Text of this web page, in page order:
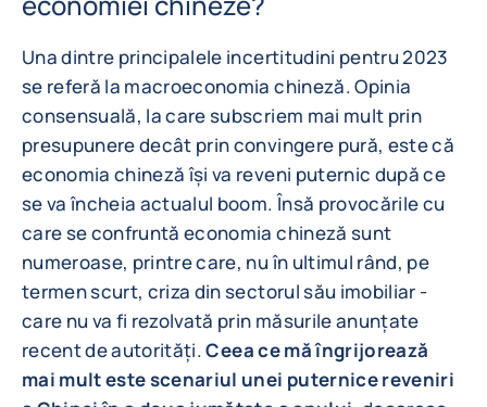
Una dintre principalele incertitudini pentru 2023
se referă la macroeconomia chineză. Opinia
consensuală, la care subscriem mai mult prin
presupunere decât prin convingere pură, este că
economia chineză își va reveni puternic după ce
se va încheia actualul boom. Însă provocările cu
care se confruntă economia chineză sunt
numeroase, printre care, nu în ultimul rând, pe
termen scurt, criza din sectorul său imobiliar -
care nu va fi rezolvată prin măsurile anunțate
recent de autorități.Ceea ce mă îngrijorează
mai mult este scenariul unei puternice reveniri